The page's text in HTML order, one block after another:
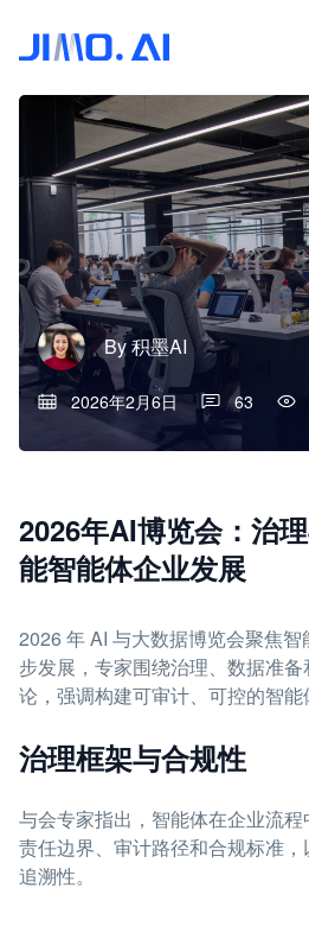
By积墨AI
2026年2月6日 63
2026年AI博览会：治
能智能体企业发展
2026 年 AI 与大数据博览会聚焦
步发展，专家围绕治理、数据准
论，强调构建可审计、可控的智能
治理框架与合规性
与会专家指出，智能体在企业流
责任边界、审计路径和合规标准
追溯性。